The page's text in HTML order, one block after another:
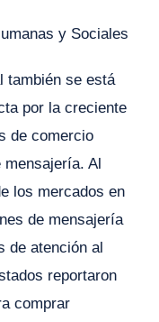
y Sociales
también se está
por la creciente
de comercio
Al
los mercados en
de mensajería
de atención al
reportaron
comprar